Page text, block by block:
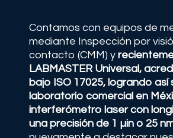
Contamos con equipos de
mediante Inspección por
contacto (CMM) y
LABMASTER Universal,
bajo ISO 17025, logrando así
laboratorio comercial en
interferómetro laser con
una precisión de 1 µin o 25